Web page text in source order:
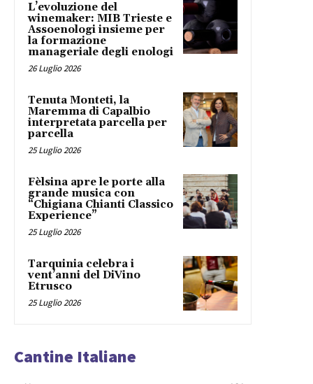
L’evoluzione del
winemaker: MIB Trieste e
Assoenologi insieme per
la formazione
manageriale degli enologi
26 Luglio 2026
Tenuta Monteti, la
Maremma di Capalbio
interpretata parcella per
parcella
25 Luglio 2026
Fèlsina apre le porte alla
grande musica con
“Chigiana Chianti Classico
Experience”
25 Luglio 2026
Tarquinia celebra i
vent’anni del DiVino
Etrusco
25 Luglio 2026
Cantine Italiane